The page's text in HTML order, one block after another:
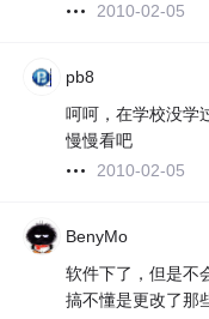
2010-02-05
pb8
呵呵，在学校没学
慢慢看吧
2010-02-05
BenyMo
软件下了，但是不
搞不懂是更改了那